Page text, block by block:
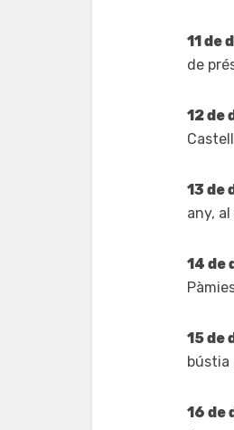
11 de
de
12 de
Castell
13 de
any,
14 de
15 de
bústia
16 de